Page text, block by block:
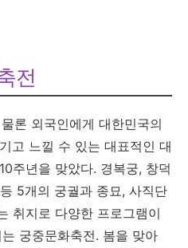
전
론 외국인에게 대한민국의
고 느낄 수 있는 대표적인 대
주년을 맞았다. 경복궁, 창덕
5개의 궁궐과 종묘, 사직단
취지로 다양한 프로그램이
궁중문화축전. 봄을 맞아